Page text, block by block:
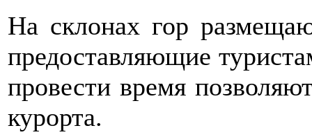
На склонах гор
предоставляющие
провести время
курорта.